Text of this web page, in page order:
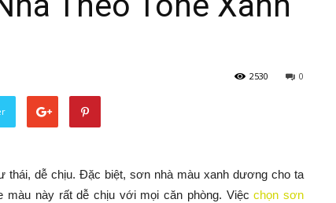
0
2530
thái, dễ chịu. Đặc biệt, sơn nhà màu xanh dương cho ta
này rất dễ chịu với mọi căn phòng. Việc chọn sơn